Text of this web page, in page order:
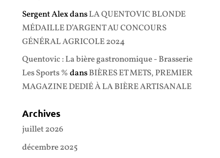
Sergent AlexdansLA QUENTOVIC BLONDE
MÉDAILLE D’ARGENT AU CONCOURS
GÉNÉRAL AGRICOLE 2024
Quentovic : La bière gastronomique - Brasserie
Les Sports % dansBIÈRES ET METS, PREMIER
MAGAZINE DEDIÉ À LA BIÈRE ARTISANALE
Archives
juillet 2026
décembre 2025